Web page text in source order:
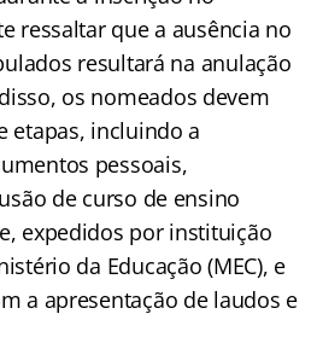
ressaltar que a ausência no
resultará na anulação
os nomeados devem
etapas, incluindo a
pessoais,
de curso de ensino
expedidos por instituição
da Educação (MEC), e
a apresentação de laudos e